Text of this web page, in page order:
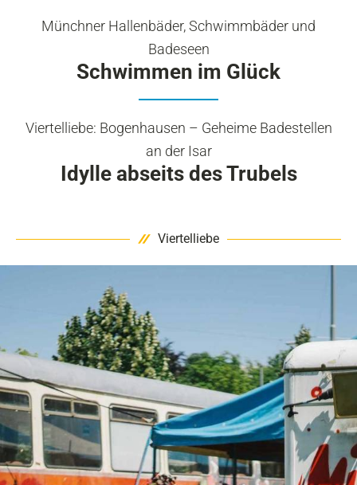
Münchner Hallenbäder, Schwimmbäder und
Badeseen
Schwimmen im Glück
Viertelliebe: Bogenhausen – Geheime Badestellen
an der Isar
Idylle abseits des Trubels
Viertelliebe